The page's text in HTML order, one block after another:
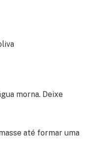
morna. Deixe
até formar uma